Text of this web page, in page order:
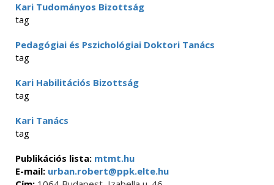
Kari Tudományos Bizottság
tag
Pedagógiai és Pszichológiai Doktori Tanács
tag
Kari Habilitációs Bizottság
tag
Kari Tanács
tag
Publikációs lista: mtmt.hu
E-mail: urban.robert@ppk.elte.hu